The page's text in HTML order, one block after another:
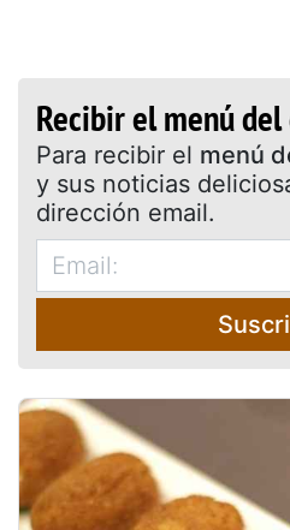
Recibir el menú
Para recibir el menú
y sus noticias
dirección email.